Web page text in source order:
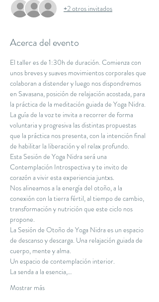
+2 otros invitados
Acerca del evento
El taller es de 1:30h de duración. Comienza con
unos breves y suaves movimientos corporales que
colaboran a distender y luego nos dispondremos
en Savasana, posición de relajación acostada, para
la práctica de la meditación guiada de Yoga Nidra.
La guía de la voz te invita a recorrer de forma
voluntaria y progresiva las distintas propuestas
que la práctica nos presenta, con la intención final
de habilitar la liberación y el relax profundo.
Esta Sesión de Yoga Nidra será una
Contemplación Introspectiva y te invito de
corazón a vivir esta experiencia juntxs.
Nos alineamos a la energía del otoño, a la
conexión con la tierra fértil, al tiempo de cambio,
transformación y nutrición que este ciclo nos
propone.
La Sesión de Otoño de Yoga Nidra es un espacio
de descanso y descarga. Una relajación guiada de
cuerpo, mente y alma.
Un espacio de contemplación interior.
La senda a la esencia,…
Mostrar más